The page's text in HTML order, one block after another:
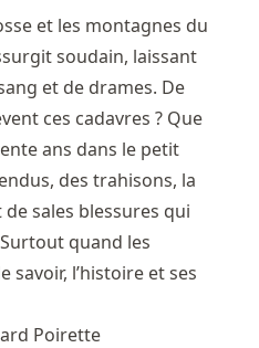
et les montagnes du
soudain, laissant
et de drames. De
ces cadavres ? Que
ans dans le petit
des trahisons, la
sales blessures qui
quand les
savoir, l’histoire et ses
Poirette